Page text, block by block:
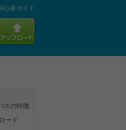
心者ガイド
スの特徴
ード